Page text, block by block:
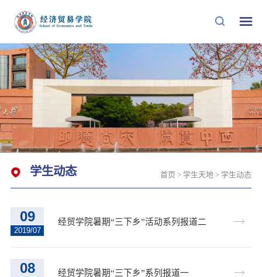
学生动态 首页 >学生天地 >学生动态
09
2019/07
经贸学院暑期“三下乡”活动系列报道二
08 经贸学院暑期“三下乡”系列报道一